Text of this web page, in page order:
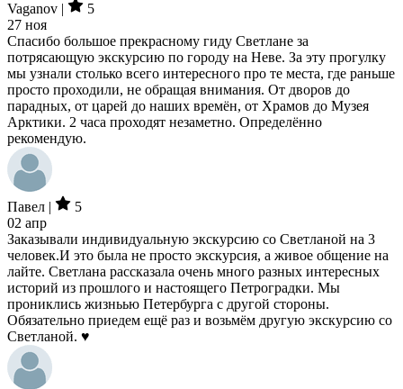
Vaganov |
5
27 ноя
Спасибо большое прекрасному гиду Светлане за
потрясающую экскурсию по городу на Неве. За эту прогулку
мы узнали столько всего интересного про те места, где раньше
просто проходили, не обращая внимания. От дворов до
парадных, от царей до наших времён, от Храмов до Музея
Арктики. 2 часа проходят незаметно. Определённо
рекомендую.
Павел |
5
02 апр
Заказывали индивидуальную экскурсию со Светланой на 3
человек.И это была не просто экскурсия, а живое общение на
лайте. Светлана рассказала очень много разных интересных
историй из прошлого и настоящего Петроградки. Мы
прониклись жизньью Петербурга с другой стороны.
Обязательно приедем ещё раз и возьмём другую экскурсию со
Светланой. ♥️